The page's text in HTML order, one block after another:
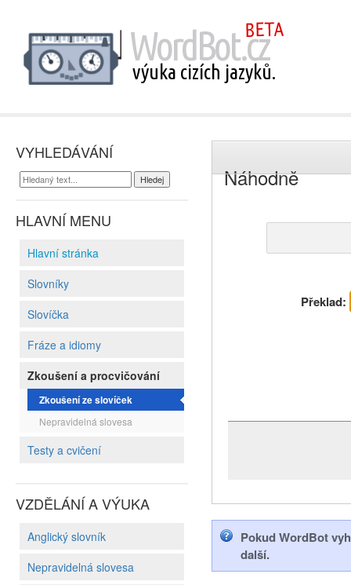
VYHLEDÁVÁNÍ
HLAVNÍ MENU
Hlavní stránka
Slovníky
Slovíčka
Fráze a idiomy
Zkoušení a procvičování
Zkoušení ze slovíček
Nepravidelná slovesa
Testy a cvičení
VZDĚLÁNÍ A VÝUKA
Anglický slovník
Nepravidelná slovesa
Náhodně
Překlad:
Pokud WordBot
další.